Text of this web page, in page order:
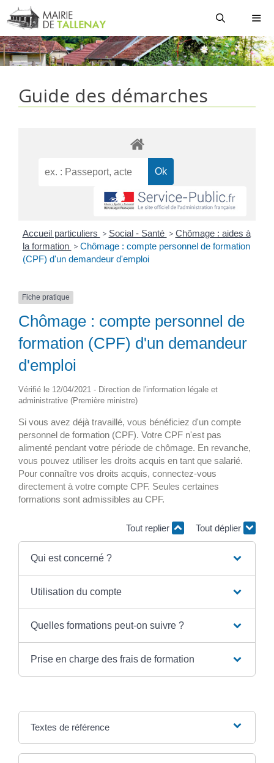
Aller
au
contenu
Guide des démarches
Accueil particuliers > Social - Santé > Chômage : aides à
la formation > Chômage : compte personnel de formation
(CPF) d'un demandeur d'emploi
Fiche pratique
Chômage : compte personnel de
formation (CPF) d'un demandeur
d'emploi
Vérifié le 12/04/2021 - Direction de l'information légale et
administrative (Première ministre)
Si vous avez déjà travaillé, vous bénéficiez d'un compte
personnel de formation (CPF). Votre CPF n'est pas
alimenté pendant votre période de chômage. En revanche,
vous pouvez utiliser les droits acquis en tant que salarié.
Pour connaître vos droits acquis, connectez-vous
directement à votre compte CPF. Seules certaines
formations sont admissibles au CPF.
Tout replier Tout déplier
Qui est concerné ?
Utilisation du compte
Quelles formations peut-on suivre ?
Prise en charge des frais de formation
Textes de référence